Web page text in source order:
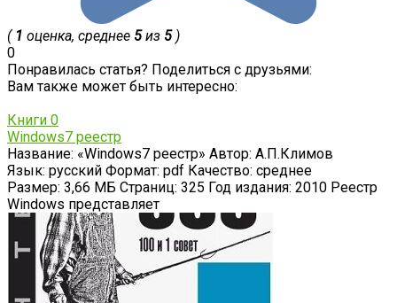
( 1 оценка, среднее 5из 5)
0
Понравилась статья? Поделиться с друзьями:
Вам также может быть интересно:
Книги 0
Windows7 реестр
Название: «Windows7 реестр» Автор: А.П.Климов
Язык: русский Формат: pdf Качество: среднее
Размер: 3,66 МБ Страниц: 325 Год издания: 2010 Реестр
Windows представляет